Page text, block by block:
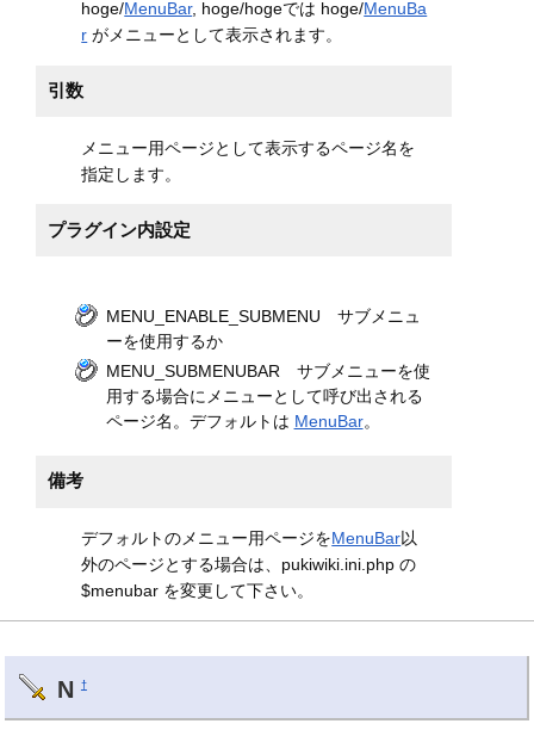
hoge/MenuBar, hoge/hogeでは hoge/MenuBa
r がメニューとして表示されます。
引数
メニュー用ページとして表示するページ名を
指定します。
プラグイン内設定
MENU_ENABLE_SUBMENU サブメニュ
ーを使用するか
MENU_SUBMENUBAR サブメニューを使
用する場合にメニューとして呼び出される
ページ名。デフォルトは MenuBar。
備考
デフォルトのメニュー用ページをMenuBar以
外のページとする場合は、pukiwiki.ini.php の
$menubar を変更して下さい。
N †